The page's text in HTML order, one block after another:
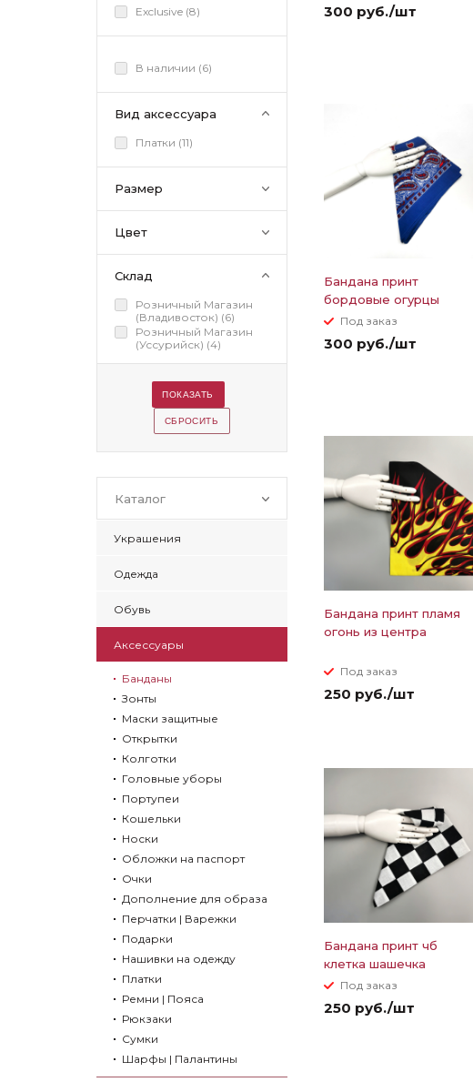
Exclusive (8)
В наличии (6)
Вид аксессуара
Платки (11)
Размер
Цвет
Склад
Розничный Магазин
(Владивосток) (6)
Розничный Магазин
(Уссурийск) (4)
Каталог
Украшения
Одежда
Обувь
Аксессуары
Банданы
Зонты
Маски защитные
Открытки
Колготки
Головные уборы
Портупеи
Кошельки
Носки
Обложки на паспорт
Очки
Дополнение для образа
Перчатки | Варежки
Подарки
Нашивки на одежду
Платки
Ремни | Пояса
Рюкзаки
Сумки
Шарфы | Палантины
300 руб./шт
Бандана принт
бордовые огурцы
Под заказ
300 руб./шт
Бандана принт пламя
огонь из центра
Под заказ
250 руб./шт
Бандана принт чб
клетка шашечка
Под заказ
250 руб./шт